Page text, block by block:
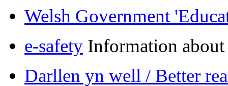
Welsh Government
e-safety Information
Darllen yn well / Better